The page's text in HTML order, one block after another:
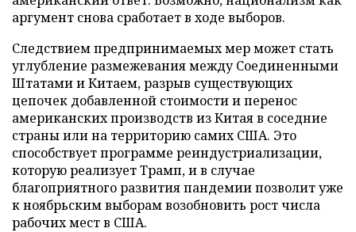
аргумент снова сработает в ходе выборов.
Следствием предпринимаемых мер может стать
углубление размежевания между Соединенными
Штатами и Китаем, разрыв существующих
цепочек добавленной стоимости и перенос
американских производств из Китая в соседние
страны или на территорию самих США. Это
способствует программе реиндустриализации,
которую реализует Трамп, и в случае
благоприятного развития пандемии позволит уже
к ноябрьским выборам возобновить рост числа
рабочих мест в США.